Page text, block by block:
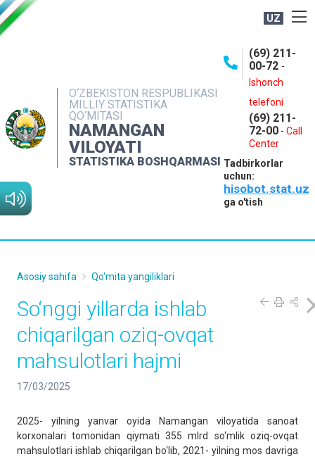
UZ
O‘ZBEKISTON RESPUBLIKASI
MILLIY STATISTIKA
QO‘MITASI
NAMANGAN
VILOYATI
STATISTIKA BOSHQARMASI
(69) 211-
00-72 -
Ishonch
telefoni
(69) 211-
72-00 - Call
Center
Tadbirkorlar
uchun:
hisobot.stat.uz
ga o'tish
NASHRLAR
INTERAKTIV XIZMATLAR
MATBUOT XIZMATI
MUROJAATLAR
Asosiy sahifa Qo'mita yangiliklari
So‘nggi yillarda ishlab
chiqarilgan oziq-ovqat
mahsulotlari hajmi
17/03/2025
2025- yilning yanvar oyida Namangan viloyatida sanoat
korxonalari tomonidan qiymati 355 mlrd so‘mlik oziq-ovqat
mahsulotlari ishlab chiqarilgan bo‘lib, 2021- yilning mos davriga